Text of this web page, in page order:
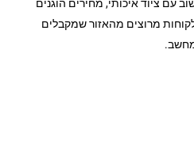
עם ציוד איכותי, מחירים הוגנים
מרוצים מהאזור שמקבלים